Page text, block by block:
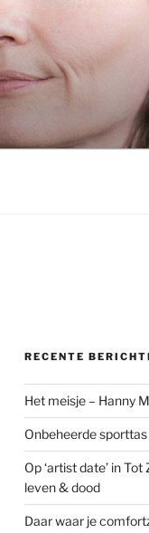
RECENTE
Het meisje – Hanny
Onbeheerde
Op ‘artist date’ in
leven & dood
Daar waar je